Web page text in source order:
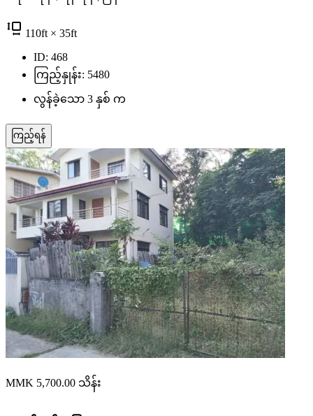
110ft × 35ft
ID: 468
ကြည့်နှုန်း: 5480
လွန်ခဲ့သော 3 နှစ် က
ကြည့်ရန်
MMK 5,700.00 သိန်း